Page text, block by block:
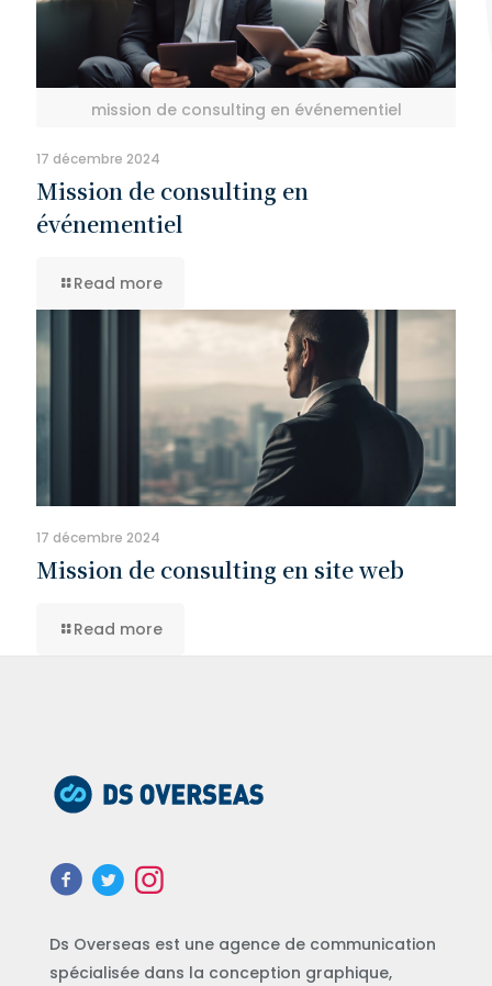
mission de consulting en événementiel
17 décembre 2024
Mission de consulting en
événementiel
Read more
17 décembre 2024
Mission de consulting en site web
Read more
Ds Overseas est une agence de communication
spécialisée dans la conception graphique,